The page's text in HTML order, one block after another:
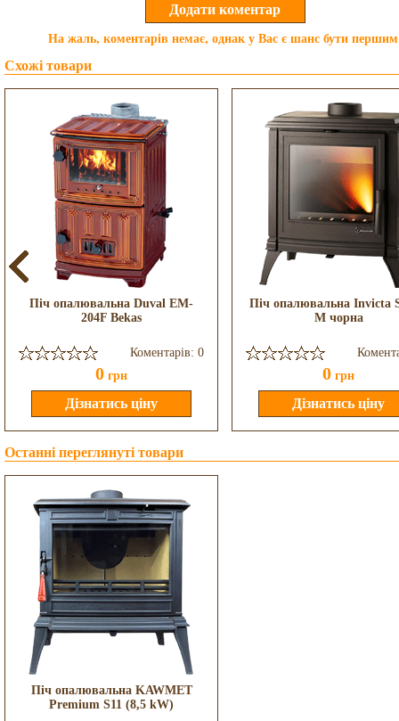
На жаль, коментарів немає, однак у Вас є шанс бути
Схожі товари
Піч опалювальна Duval EM-
204F Bekas
Коментарів: 0
0 грн
Піч опалювальна Invicta
M чорна
0 грн
Останні переглянуті товари
Піч опалювальна KAWMET
Premium S11 (8,5 kW)